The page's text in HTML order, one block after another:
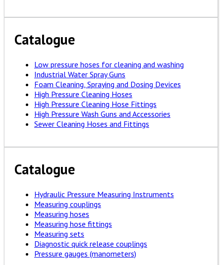
Catalogue
Low pressure hoses for cleaning and washing
Industrial Water Spray Guns
Foam Cleaning, Spraying and Dosing Devices
High Pressure Cleaning Hoses
High Pressure Cleaning Hose Fittings
High Pressure Wash Guns and Accessories
Sewer Cleaning Hoses and Fittings
Catalogue
Hydraulic Pressure Measuring Instruments
Measuring couplings
Measuring hoses
Measuring hose fittings
Measuring sets
Diagnostic quick release couplings
Pressure gauges (manometers)